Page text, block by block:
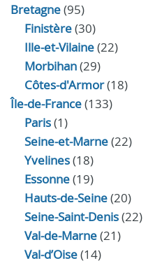
Bretagne(95)
Finistère(30)
Ille-et-Vilaine(22)
Morbihan(29)
Côtes-d'Armor(18)
Île-de-France(133)
Paris(1)
Seine-et-Marne(22)
Yvelines(18)
Essonne(19)
Hauts-de-Seine(20)
Seine-Saint-Denis(22)
Val-de-Marne(21)
Val-d’Oise(14)